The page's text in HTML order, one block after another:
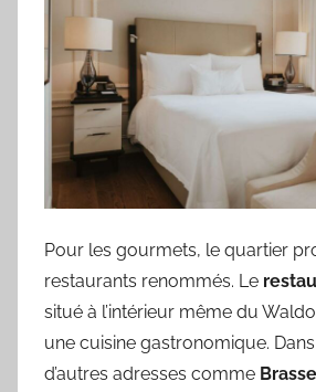
Pour les gourmets, le quartier
restaurants renommés. Le
situé à l’intérieur même du
une cuisine gastronomique.
d’autres adresses comme